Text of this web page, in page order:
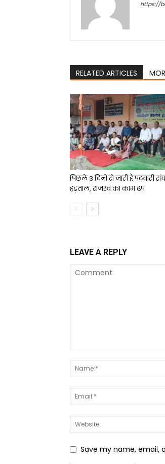
https://
RELATED ARTICLES
पिछले 3 दिनों से जारी है पटवारी
हड़ताल, राजस्व का काम ढप
LEAVE A REPLY
Save my name, email,